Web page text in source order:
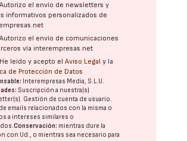
Autorizo el envío de newsletters y
informativos personalizados de
Autorizo el envío de comunicaciones
vía interempresas.net
He leído y acepto elAviso Legal y la
de Protección de Datos
Interempresas Media, S.L.U.
Suscripción a nuestra(s)
Gestión de cuenta de usuario.
emails relacionados con la misma o
a intereses similares o
Conservación: mientras dure la
con Ud., o mientras sea necesario para